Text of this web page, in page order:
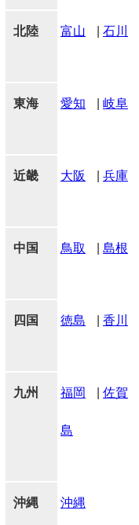
北陸 富山 石川
東海 愛知 岐阜
近畿 大阪 兵庫
中国 鳥取 島根
四国 徳島 香川
九州 福岡 佐賀
島
沖縄 沖縄